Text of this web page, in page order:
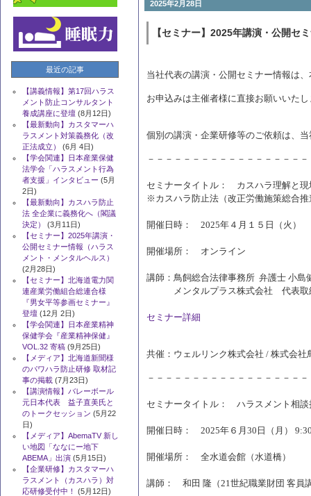
2025年2月28日
【セミナー】2025年講演・公開セ
当社代表の講演・公開セミナー情報は
お申込みは主催者
個別の講演・企業研修等のご依頼は、
－－－－－－－－－－－－－－－－－
セミナータイトル： カスハラ理解と現
※カスハラ防止法（改正労働施策総合
開催日時： 2025年４月１５日（火）
開催場所： オンライン
講師：鳥飼総合法律事務所 弁護士 小
メンタルプラス株式会社 代表取
セミナー詳細
共催：ウェルリンク株式会社 / 株式会
－－－－－－－－－－－－－－－－－
セミナータイトル： ハラスメント相
開催日時： 2025年６月30日（月）
開催場所： 全水道会館（水道橋）
講師： 和田 隆（21世紀職業財団 客員
最近の記事
【講義情報】第17回ハラス
メント防止コンサルタント
養成講座に登壇 (8月12日)
【最新動向】カスタマーハ
ラスメント対策義務化（改
正法成立）
(6月 4日)
【学会関連】日本産業保健
法学会「ハラスメント行為
者支援」インタビュー (5月
2日)
【最新動向】カスハラ防止
法 全企業に義務化へ（閣議
決定）
(3月11日)
【セミナー】2025年講演・
公開セミナー情報（ハラス
メント・メンタルヘルス）
(2月28日)
【セミナー】北海道電力関
連産業労働組合総連合様
『男女平等参画セミナー』
登壇 (12月 2日)
【学会関連】日本産業精神
保健学会『産業精神保健』
VOL.32 寄稿 (9月25日)
【メディア】北海道新聞様
のパワハラ防止研修 取材記
事の掲載 (7月23日)
【講演情報】バレーボール
元日本代表 益子直美氏と
のトークセッション (5月22
日)
【メディア】AbemaTV 新し
い地図「ななにー地下
ABEMA」出演 (5月15日)
【企業研修】カスタマーハ
ラスメント（カスハラ）対
応研修受付中！
(5月12日)